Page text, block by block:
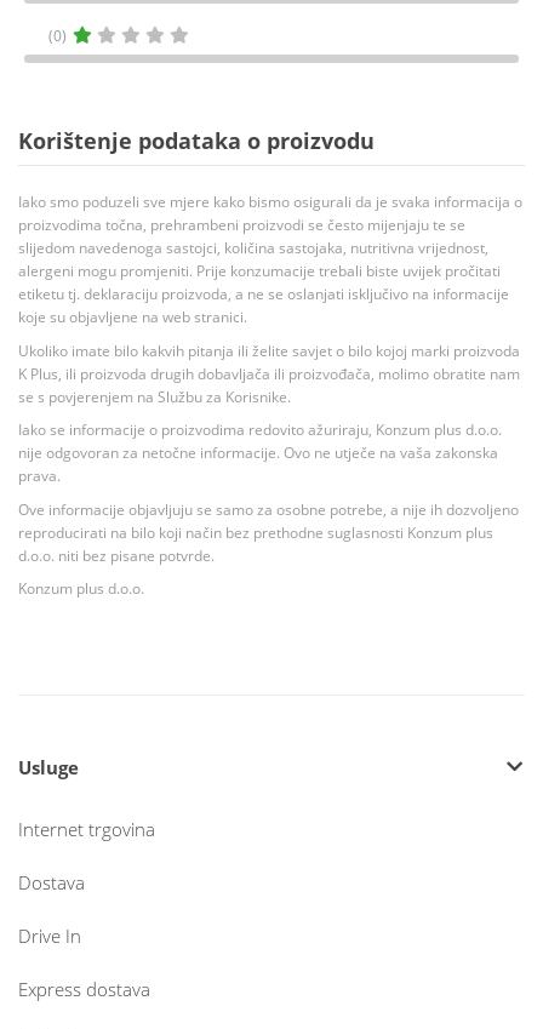
(0)
Korištenje podataka o proizvodu
Iako smo poduzeli sve mjere kako bismo osigurali da je svaka informacija o
proizvodima točna, prehrambeni proizvodi se često mijenjaju te se
slijedom navedenoga sastojci, količina sastojaka, nutritivna vrijednost,
alergeni mogu promjeniti. Prije konzumacije trebali biste uvijek pročitati
etiketu tj. deklaraciju proizvoda, a ne se oslanjati isključivo na informacije
koje su objavljene na web stranici.
Ukoliko imate bilo kakvih pitanja ili želite savjet o bilo kojoj marki proizvoda
K Plus, ili proizvoda drugih dobavljača ili proizvođača, molimo obratite nam
se s povjerenjem na Službu za Korisnike.
Iako se informacije o proizvodima redovito ažuriraju, Konzum plus d.o.o.
nije odgovoran za netočne informacije. Ovo ne utječe na vaša zakonska
prava.
Ove informacije objavljuju se samo za osobne potrebe, a nije ih dozvoljeno
reproducirati na bilo koji način bez prethodne suglasnosti Konzum plus
d.o.o. niti bez pisane potvrde.
Konzum plus d.o.o.
Usluge
Internet trgovina
Dostava
Drive In
Express dostava